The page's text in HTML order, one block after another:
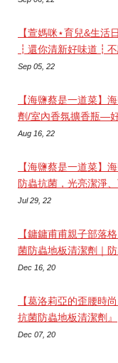
【萱媽咪⋆︎育兒&生
┇還你清新好味道┇
Sep 05, 22
【海鹽蔡是一道菜】
劑/室內香氛擴香瓶―
Aug 16, 22
【海鹽蔡是一道菜】
防蟲抗菌，光亮潔淨
Jul 29, 22
【鏞鏞甫甫親子部落
菌防蟲地板清潔劑｜
Dec 16, 20
【葛洛莉亞的歪腰時
抗菌防蟲地板清潔劑』
Dec 07, 20